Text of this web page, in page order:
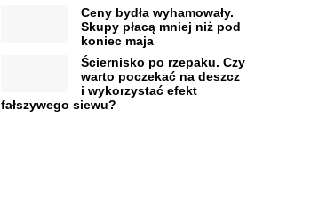
Ceny bydła wyhamowały.
Skupy płacą mniej niż pod
koniec maja
Ściernisko po rzepaku. Czy
warto poczekać na deszcz
i wykorzystać efekt
fałszywego siewu?